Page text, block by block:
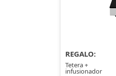
REGALO:
Tetera +
infusionador